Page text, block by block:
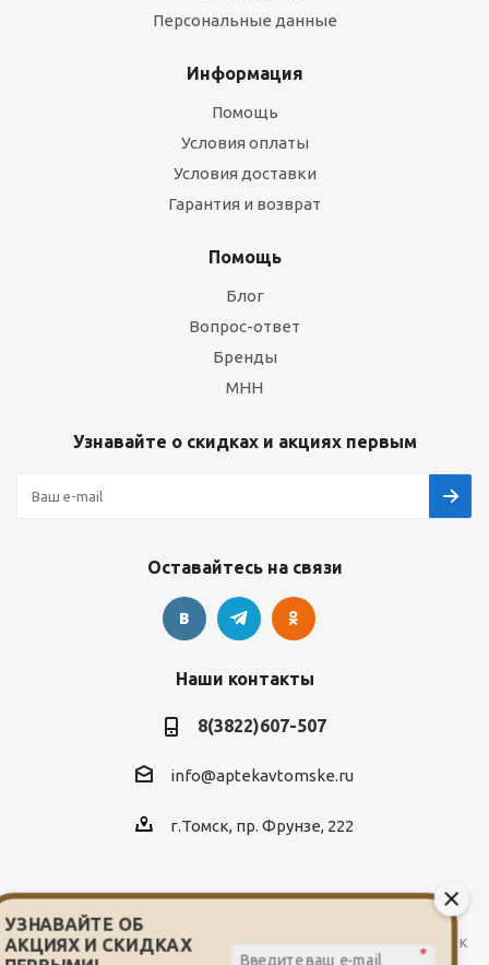
Персональные данные
Информация
Помощь
Условия оплаты
Условия доставки
Гарантия и возврат
Помощь
Блог
Вопрос-ответ
Бренды
МНН
Узнавайте о скидках и акциях первым
Оставайтесь на связи
Наши контакты
8(3822)607-507
info@aptekavtomske.ru
г.Томск, пр. Фрунзе, 222
2026 © Служба заказа и доставки лекарств от сети аптек
УЗНАВАЙТЕ ОБ
АКЦИЯХ И СКИДКАХ